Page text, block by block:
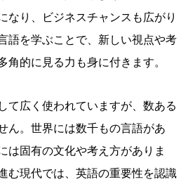
なり、ビジネスチャンスも広がり
語を学ぶことで、新しい視点や考
角的に見る力も身に付きます。
て広く使われていますが、数ある
ん。世界には数千もの言語があ
は固有の文化や考え方がありま
む現代では、英語の重要性を認識